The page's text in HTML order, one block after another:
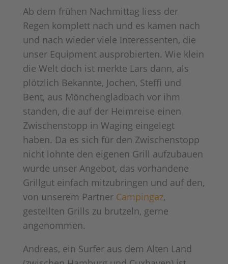
Ab dem frühen Nachmittag liess der
Regen komplett nach und es kamen nach
und nach wieder viele Interessenten, die
unser Equipment ausprobierten. Wie klein
die Welt doch ist merkte Lars dann, als
plötzlich Bekannte, Jochen, Steffi und
Bent, aus Mönchengladbach vor ihm
standen, die auf der Heimreise einen
Zwischenstopp in Waging eingelegt
haben. Da es sich für den Zwischenstopp
nicht lohnte den eigenen Grill aufzubauen
wurde unser Angebot, das vorhandene
Grillgut einfach mitzubringen und auf den,
von unserem Partner Campingaz,
gestellten Grills zu brutzeln, gerne
angenommen.
Andreas, ein Surfer aus dem Alten Land